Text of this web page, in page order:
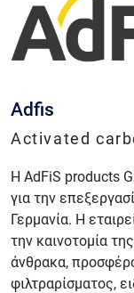
Adfis
Activated
Η AdFiS products
για την
Γερμανία. Η
την καινοτομία
άνθρακα,
φιλτραρίσματος,